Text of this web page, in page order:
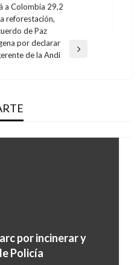
a Colombia 29,2
reforestación,
de Paz
por declarar
de la Andi
por incinerar y
Policía